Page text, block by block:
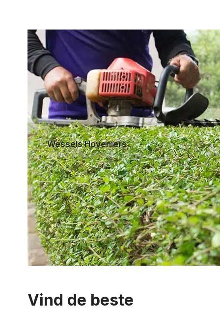
Wessels Hoveniers
Molendijk 30, 7665VE Albergen
Vind de beste